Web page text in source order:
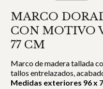
MARCO
CON MOTIVO
77 CM
Marco de madera tallada
tallos entrelazados,
Medidas exteriores 96 x